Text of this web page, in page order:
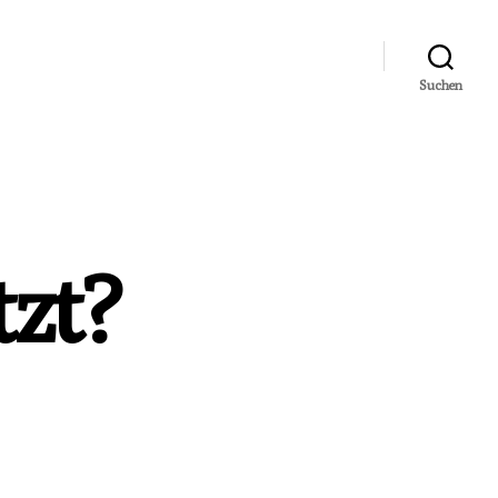
Suchen